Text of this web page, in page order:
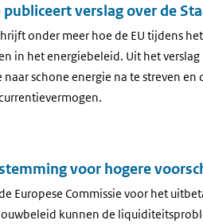
verslag over de
onder meer hoe de EU tijdens
in het energiebeleid. Uit het
schone energie na te streven
voor hogere
Europese Commissie voor het
kunnen de